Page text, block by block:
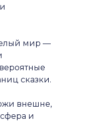
мир —
сказки.
внешне,
и